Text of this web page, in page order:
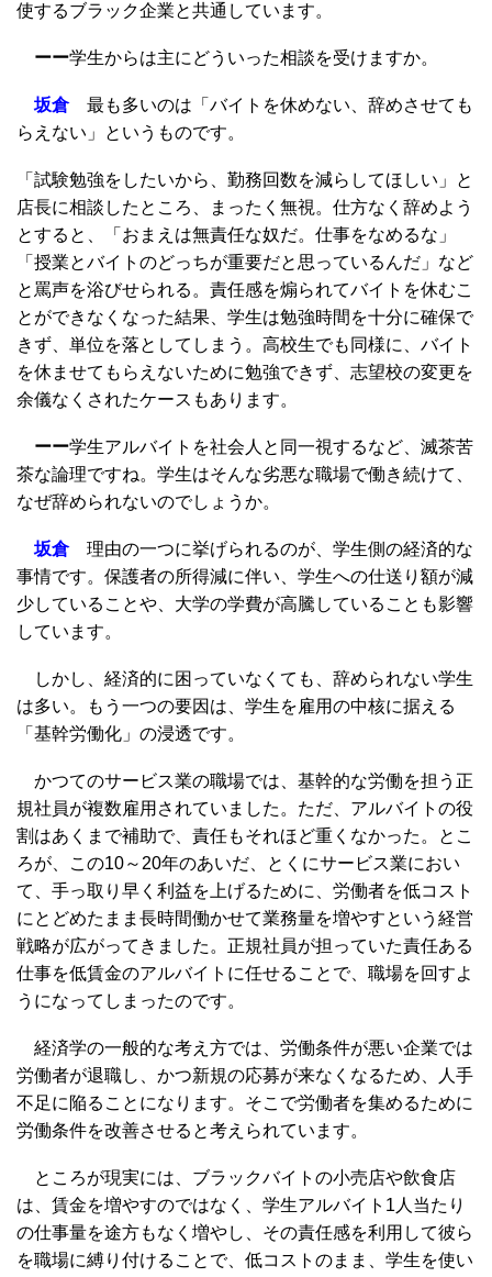
使するブラック企業と共通しています。
ーー学生からは主にどういった相談を受けますか。
坂倉最も多いのは「バイトを休めない、辞めさせても
らえない」というものです。
「試験勉強をしたいから、勤務回数を減らしてほしい」と
店長に相談したところ、まったく無視。仕方なく辞めよう
とすると、「おまえは無責任な奴だ。仕事をなめるな」
「授業とバイトのどっちが重要だと思っているんだ」など
と罵声を浴びせられる。責任感を煽られてバイトを休むこ
とができなくなった結果、学生は勉強時間を十分に確保で
きず、単位を落としてしまう。高校生でも同様に、バイト
を休ませてもらえないために勉強できず、志望校の変更を
余儀なくされたケースもあります。
ーー学生アルバイトを社会人と同一視するなど、滅茶苦
茶な論理ですね。学生はそんな劣悪な職場で働き続けて、
なぜ辞められないのでしょうか。
坂倉理由の一つに挙げられるのが、学生側の経済的な
事情です。保護者の所得減に伴い、学生への仕送り額が減
少していることや、大学の学費が高騰していることも影響
しています。
しかし、経済的に困っていなくても、辞められない学生
は多い。もう一つの要因は、学生を雇用の中核に据える
「基幹労働化」の浸透です。
かつてのサービス業の職場では、基幹的な労働を担う正
規社員が複数雇用されていました。ただ、アルバイトの役
割はあくまで補助で、責任もそれほど重くなかった。とこ
ろが、この10～20年のあいだ、とくにサービス業におい
て、手っ取り早く利益を上げるために、労働者を低コスト
にとどめたまま長時間働かせて業務量を増やすという経営
戦略が広がってきました。正規社員が担っていた責任ある
仕事を低賃金のアルバイトに任せることで、職場を回すよ
うになってしまったのです。
経済学の一般的な考え方では、労働条件が悪い企業では
労働者が退職し、かつ新規の応募が来なくなるため、人手
不足に陥ることになります。そこで労働者を集めるために
労働条件を改善させると考えられています。
ところが現実には、ブラックバイトの小売店や飲食店
は、賃金を増やすのではなく、学生アルバイト1人当たり
の仕事量を途方もなく増やし、その責任感を利用して彼ら
を職場に縛り付けることで、低コストのまま、学生を使い